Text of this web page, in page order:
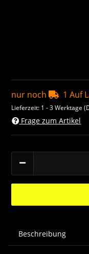
nur noch 1 Auf
Lieferzeit: 1 - 3 Werktage
Frage zum Artikel
Beschreibung